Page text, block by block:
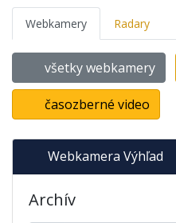
Webkamery Radary
všetky webkamery
časozberné video
Webkamera Výhľad
Archív